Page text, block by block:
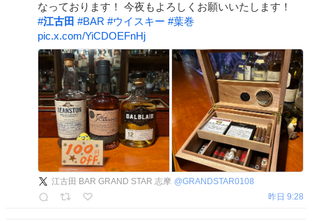
なっております！ 今夜もよろしくお願いいたします！
#江古田 #BAR #ウイスキー #葉巻
pic.x.com/YiCDOEFnHj
江古田 BAR GRAND STAR 志摩 @GRANDSTAR0108
昨日 9:28